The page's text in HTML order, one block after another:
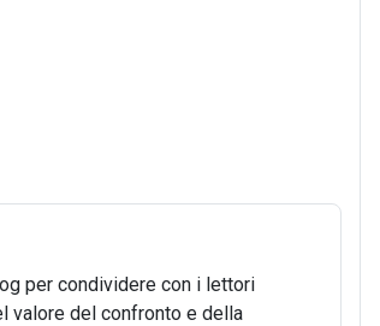
per condividere con i lettori
valore del confronto e della